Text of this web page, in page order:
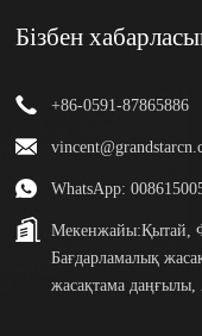
Бізбен
+86-0591-87865886
WhatsApp:
Мекенжайы:Қытай,
Бағдарламалық
жасақтама